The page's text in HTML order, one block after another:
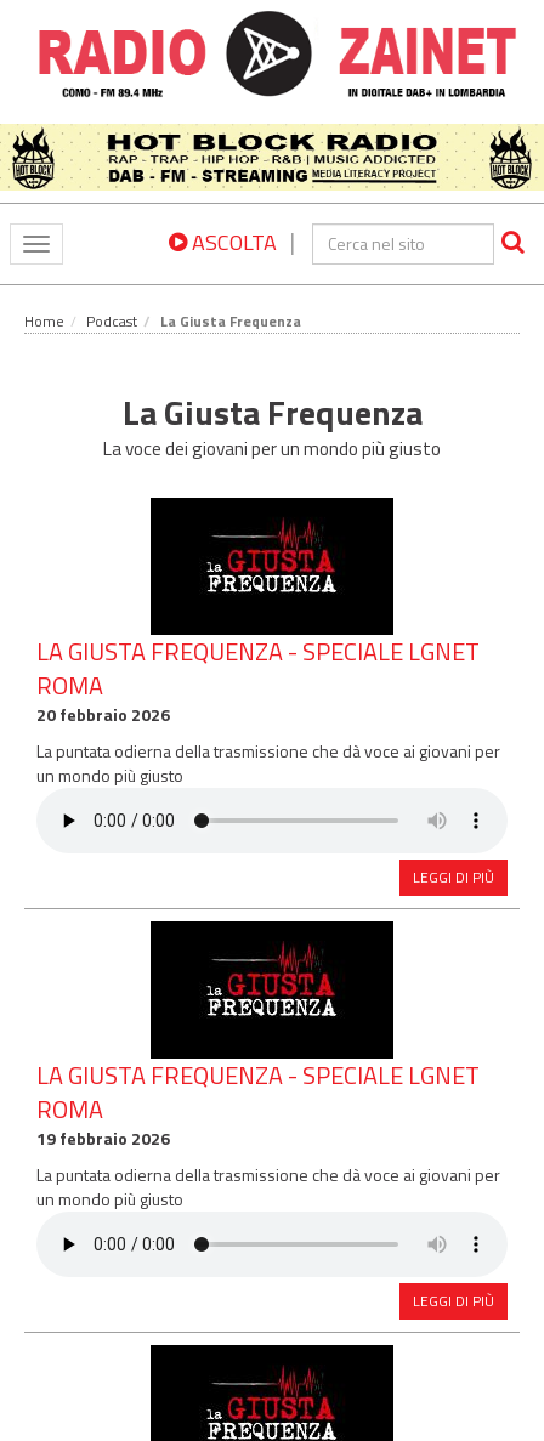
Toggle
navigation
ASCOLTA |
Home Podcast La Giusta Frequenza
La Giusta Frequenza
La voce dei giovani per un mondo più giusto
LA GIUSTA FREQUENZA - SPECIALE LGNET
ROMA
20 febbraio 2026
La puntata odierna della trasmissione che dà voce ai giovani per
un mondo più giusto
LEGGI DI PIÙ
LA GIUSTA FREQUENZA - SPECIALE LGNET
ROMA
19 febbraio 2026
La puntata odierna della trasmissione che dà voce ai giovani per
un mondo più giusto
LEGGI DI PIÙ